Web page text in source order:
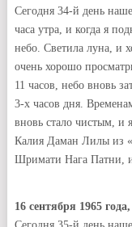
Сегодня 34-й день
часа утра, и когда я
небо. Светила луна, и
очень хорошо
11 часов, небо вновь
3-х часов дня.
вновь стало чистым, и
Калия Даман Лилы из
Шримати Нага Патни,
16 сентября 1965